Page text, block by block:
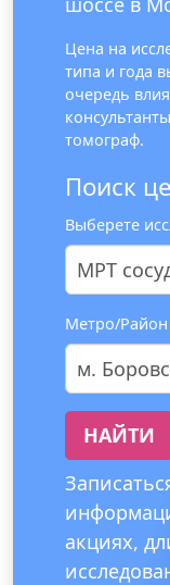
Цена на
типа и года
очередь
томограф.
Поиск
Выберете
МРТ
Метро/Район
м.
НАЙТИ
акциях,